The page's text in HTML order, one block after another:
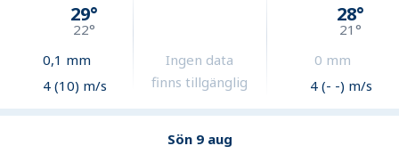
29°
22°
0,1 mm
4 (10) m/s
Ingen data
finns tillgänglig
28°
21°
0 mm
4 (- -) m/s
Sön 9 aug